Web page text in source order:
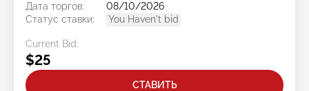
Дата торгов:
08/10/2026
Статус ставки:
You Haven't bid
Current Bid:
$25
СТАВИТЬ